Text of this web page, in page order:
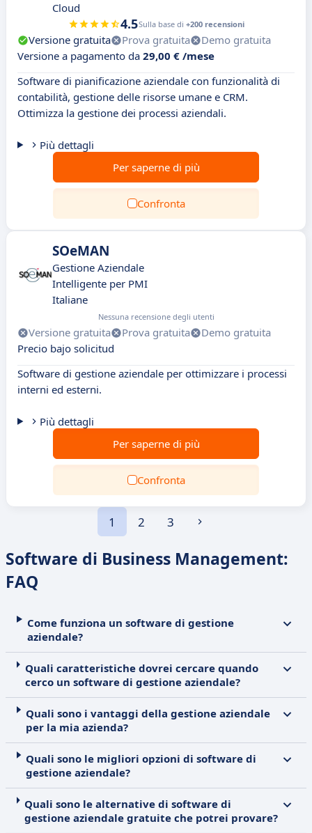
Cloud
4.5Sulla base di +200 recensioni
Versione gratuita Prova gratuita
Demo gratuita
Versione a pagamento da 29,00 € /mese
Software di pianificazione aziendale con funzionalità di
contabilità, gestione delle risorse umane e CRM.
Ottimizza la gestione dei processi aziendali.
Più dettagli
Per saperne di più
Confronta
SOeMAN
Gestione Aziendale
Intelligente per PMI
Italiane
Nessuna recensione degli utenti
Versione gratuita Prova gratuita
Demo gratuita
Precio bajo solicitud
Software di gestione aziendale per ottimizzare i processi
interni ed esterni.
Più dettagli
Per saperne di più
Confronta
1 2 3
Software di Business Management:
FAQ
Come funziona un software di gestione
aziendale?
Quali caratteristiche dovrei cercare quando
cerco un software di gestione aziendale?
Quali sono i vantaggi della gestione aziendale
per la mia azienda?
Quali sono le migliori opzioni di software di
gestione aziendale?
Quali sono le alternative di software di
gestione aziendale gratuite che potrei provare?